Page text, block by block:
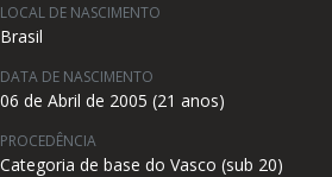
LOCAL DE NASCIMENTO
Brasil
DATA DE NASCIMENTO
06 de Abril de 2005 (21 anos)
PROCEDÊNCIA
Categoria de base do Vasco (sub 20)